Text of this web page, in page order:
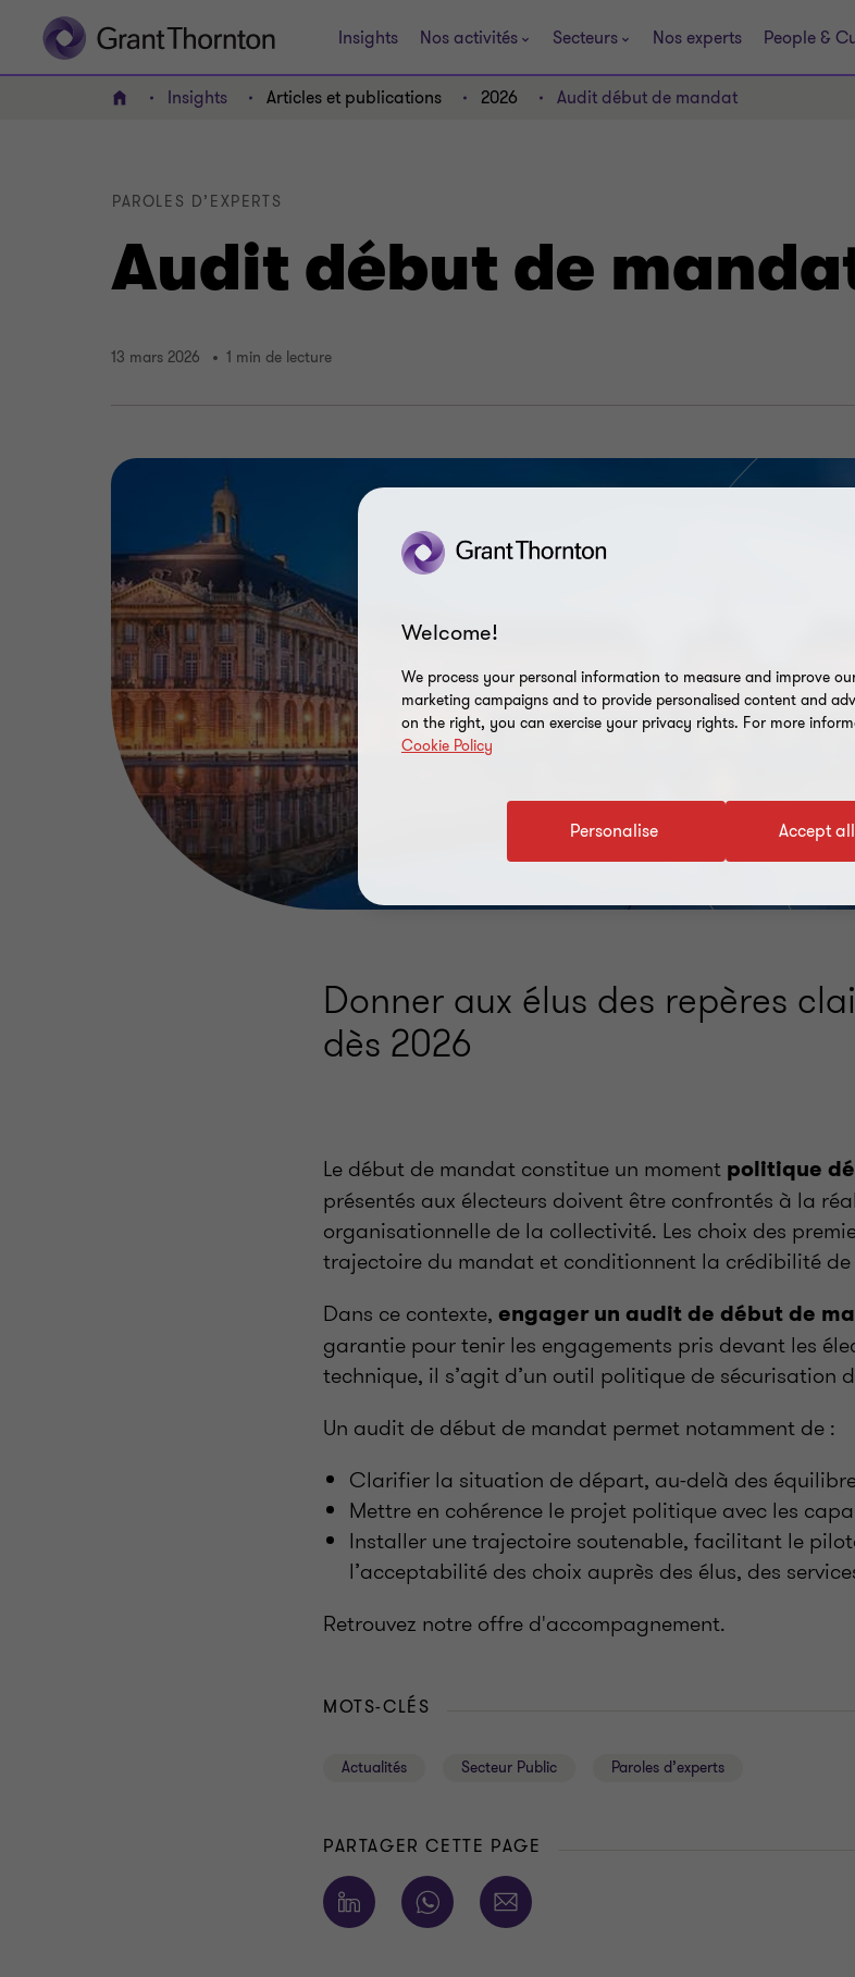
Insights Nos activités Secteurs Nos experts People &
ACCUEILInsights Articles et publications 2026 Audit début de mandat
Audit début de
PAROLES D’EXPERTS
13 mars 2026 1 min de lecture
Donner aux élus des repères
dès 2026
Le début de mandat constitue un moment politique
présentés aux électeurs doivent être confrontés à la
organisationnelle de la collectivité. Les choix des
trajectoire du mandat et conditionnent la crédibilité de
Dans ce contexte, engager un audit de début de
garantie pour tenir les engagements pris devant les
technique, il s’agit d’un outil politique de sécurisation
Un audit de début de mandat permet notamment de :
Clarifier la situation de départ, au-delà des
Mettre en cohérence le projet politique avec les
Installer une trajectoire soutenable, facilitant le
l’acceptabilité des choix auprès des élus, des
Retrouvez notre offre d'accompagnement.
MOTS-CLÉS
Actualités Secteur Public Paroles d’experts
PARTAGER CETTE PAGE
Welcome!
We process your personal information to measure and improve
marketing campaigns and to provide personalised content and
on the right, you can exercise your privacy rights. For more
Cookie Policy
Accept
Personalise